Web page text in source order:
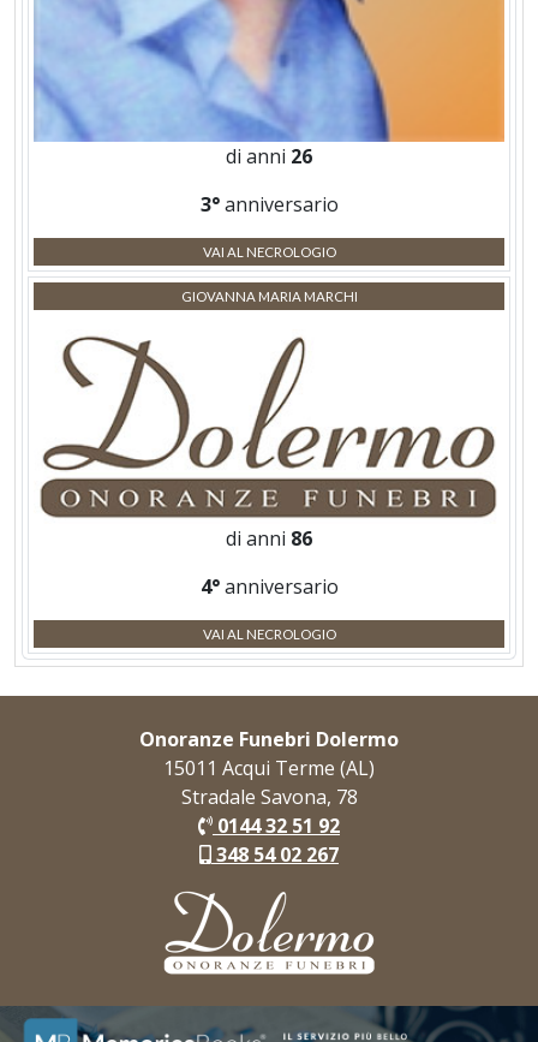
di anni 26
3°anniversario
VAI AL NECROLOGIO
GIOVANNA MARIA MARCHI
di anni 86
4°anniversario
VAI AL NECROLOGIO
Onoranze Funebri Dolermo
15011 Acqui Terme (AL)
Stradale Savona, 78
0144 32 51 92
348 54 02 267